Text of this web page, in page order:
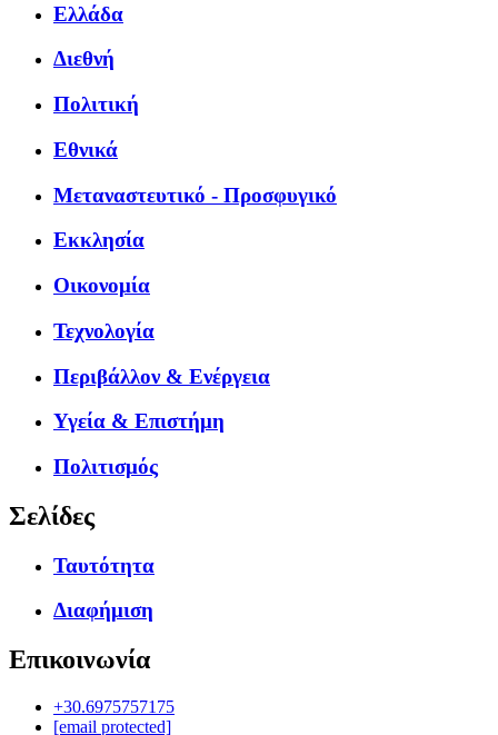
Ελλάδα
Διεθνή
Πολιτική
Εθνικά
Μεταναστευτικό - Προσφυγικό
Εκκλησία
Οικονομία
Τεχνολογία
Περιβάλλον & Ενέργεια
Υγεία & Επιστήμη
Πολιτισμός
Σελίδες
Ταυτότητα
Διαφήμιση
Επικοινωνία
+30.6975757175
[email protected]